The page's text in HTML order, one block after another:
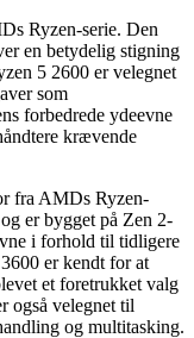
Ryzen-serie. Den
en betydelig stigning
5 2600 er velegnet
som
forbedrede ydeevne
krævende
fra AMDs Ryzen-
er bygget på Zen 2-
i forhold til tidligere
er kendt for at
et foretrukket valg
også velegnet til
og multitasking.